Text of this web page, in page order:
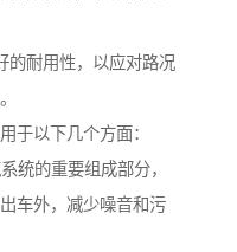
的耐用性，以应对路况
于以下几个方面：
统的重要组成部分，
车外，减少噪音和污